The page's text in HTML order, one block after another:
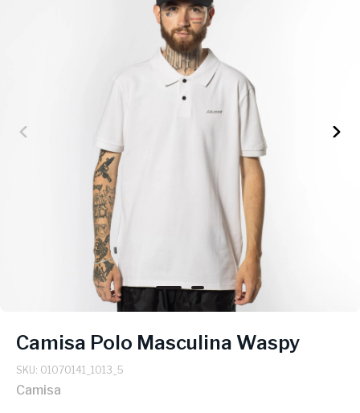
Camisa Polo Masculina Waspy
SKU: 01070141_1013_5
Camisa